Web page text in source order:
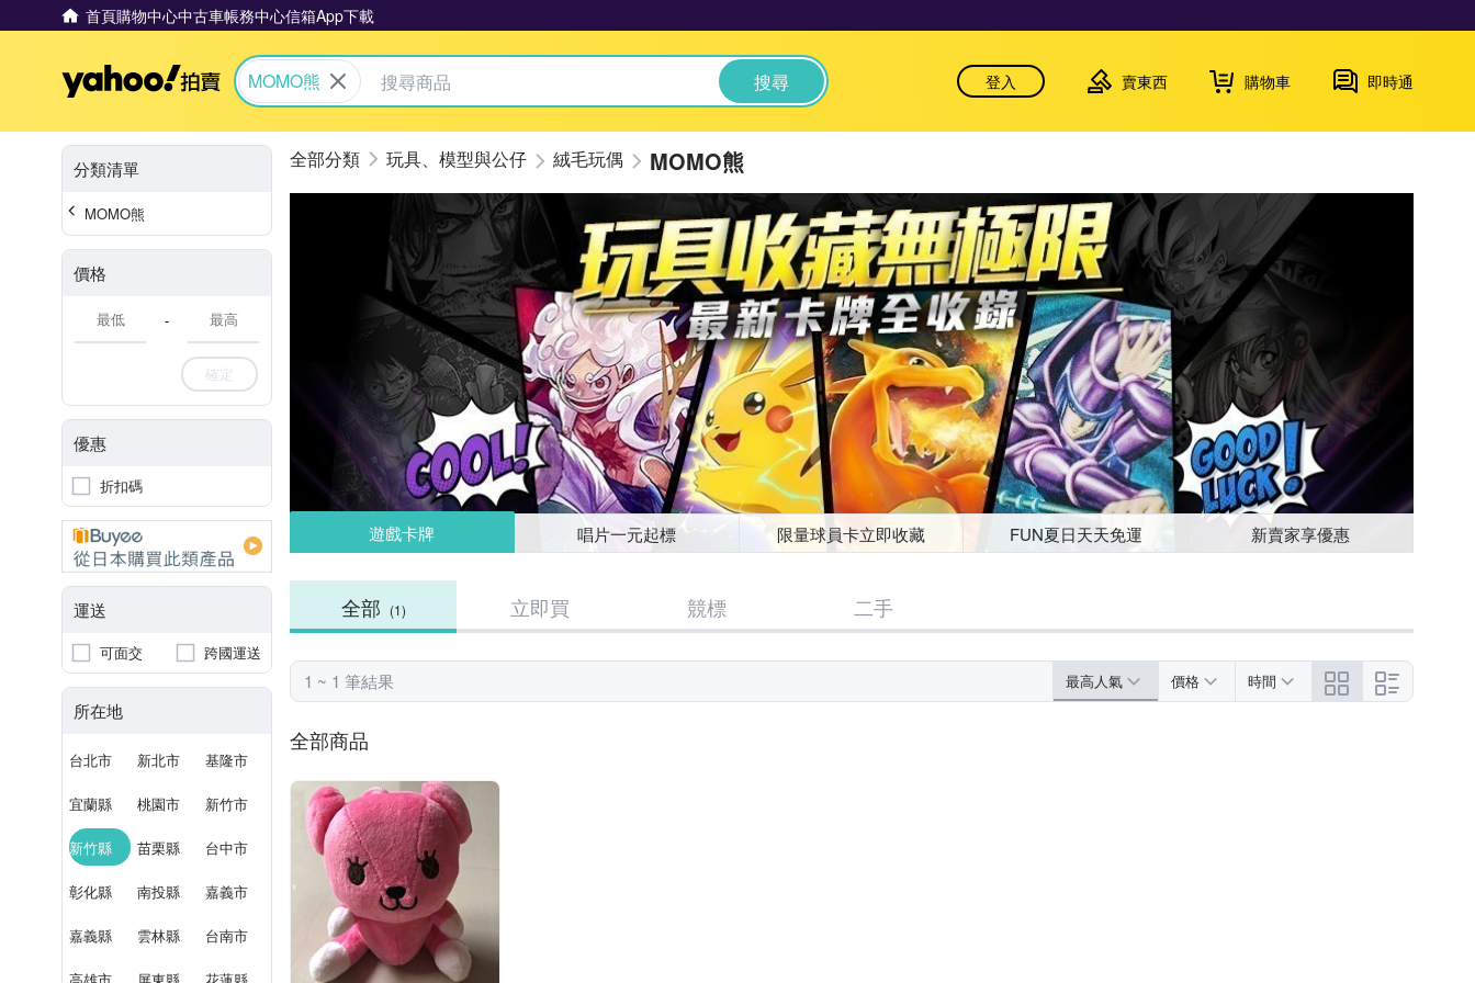
首頁購物中心中古車帳務中心信箱App下載
Yahoo拍賣
MOMO熊 搜尋 登入 賣東西 購物車 即時通
分類清單
MOMO熊
價格
-
確定
優惠
折扣碼
運送
可面交 跨國運送
所在地
台北市 新北市 基隆市
宜蘭縣 桃園市 新竹市
新竹縣 苗栗縣 台中市
彰化縣 南投縣 嘉義市
嘉義縣 雲林縣 台南市
玩具、模型與公仔 絨毛玩偶 MOMO熊
遊戲卡牌 唱片一元起標 限量球員卡立即收藏 FUN夏日天天免運 新賣家享優惠
全部 (1) 立即買 競標 二手
1 ~ 1 筆結果 最高人氣 價格 時間
全部商品